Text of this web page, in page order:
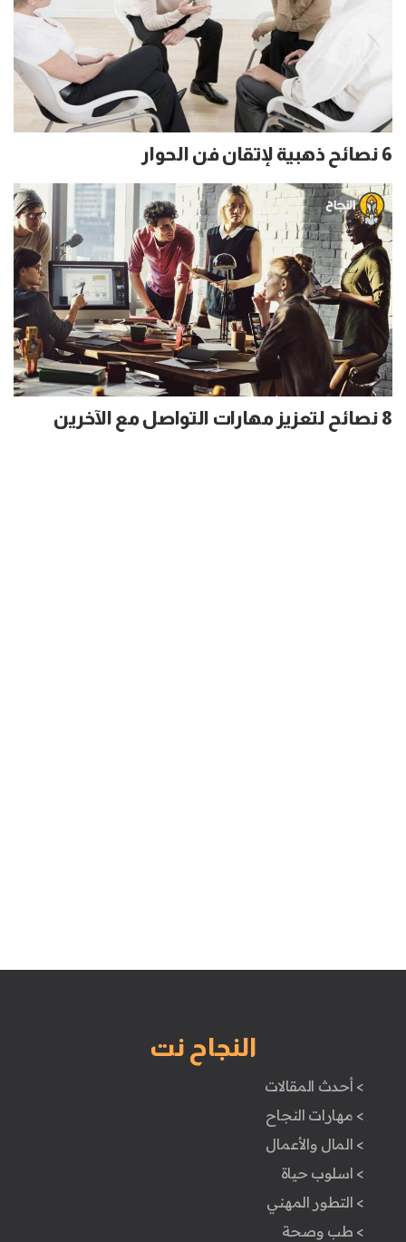
6 نصائح ذهبية لإتقان فن الحوار
8 نصائح لتعزيز مهارات التواصل مع الآخرين
النجاح نت
> أحدث المقالات
> مهارات النجاح
> المال والأعمال
> اسلوب حياة
> التطور المهني
> طب وصحة